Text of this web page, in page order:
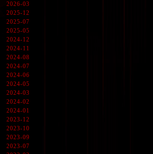
2026-03
2025-12
2025-07
2025-05
2024-12
2024-11
2024-08
2024-07
2024-06
2024-05
2024-03
2024-02
2024-01
2023-12
2023-10
2023-09
2023-07